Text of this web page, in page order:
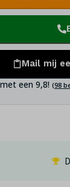
Mail mij
een 9,8! (98